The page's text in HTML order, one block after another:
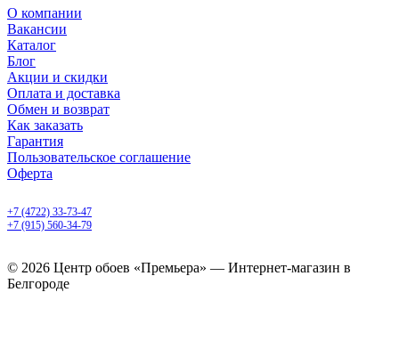
О компании
Вакансии
Каталог
Блог
Акции и скидки
Оплата и доставка
Обмен и возврат
Как заказать
Гарантия
Пользовательское соглашение
Оферта
+7 (4722) 33-73-47
+7 (915) 560-34-79
© 2026 Центр обоев «Премьера» — Интернет-магазин в
Белгороде